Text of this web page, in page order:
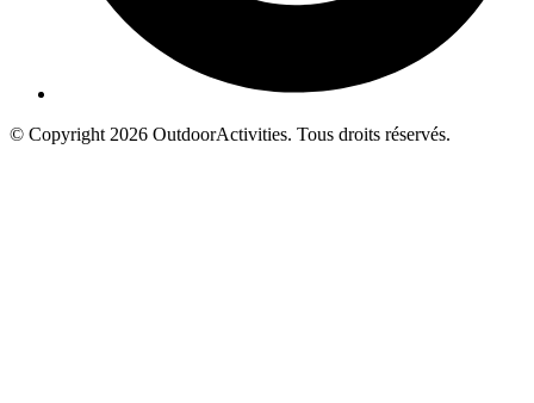
© Copyright 2026 OutdoorActivities. Tous droits réservés.